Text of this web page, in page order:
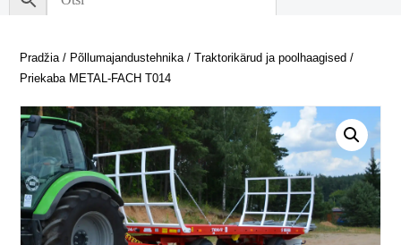
Pradžia/ Põllumajandustehnika/Traktorikärud ja poolhaagised /
Priekaba METAL-FACH T014